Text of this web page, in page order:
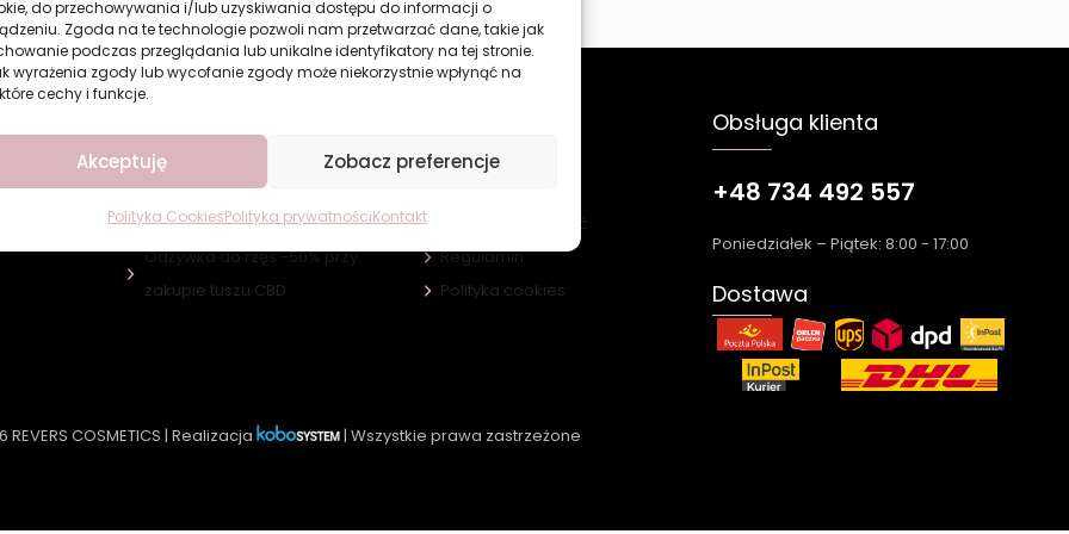
do przechowywania i/lub uzyskiwania dostępu do informacji o
Zgoda na te technologie pozwoli nam przetwarzać dane, takie jak
podczas przeglądania lub unikalne identyfikatory na tej stronie.
wyrażenia zgody lub wycofanie zgody może niekorzystnie wpłynąć na
cechy i funkcje.
Akceptuję Zobacz preferencje
Polityka CookiesPolityka prywatnościKontakt
Gratis za Facebook
Gratis do zamówienia
Odżywka do rzęs -50% przy
zakupie tuszu CBD
Dostawa i płatność
Regulamin
Polityka cookies
Obsługa klienta
+48 734 492 557
Poniedziałek – Piątek: 8:00 - 17:00
Dostawa
REVERS COSMETICS | Realizacja | Wszystkie prawa zastrzeżone